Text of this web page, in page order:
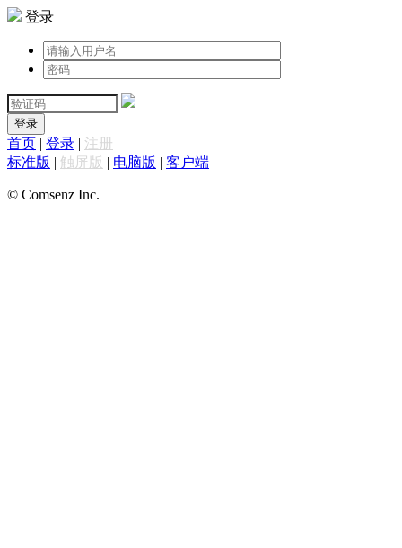
登录
登录
首页 | 登录 | 注册
标准版 | 触屏版 | 电脑版 | 客户端
© Comsenz Inc.